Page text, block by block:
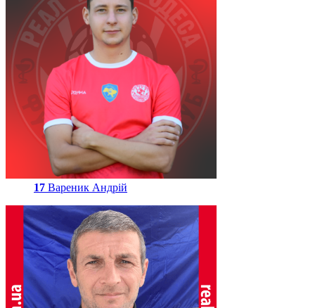
17 Вареник Андрій